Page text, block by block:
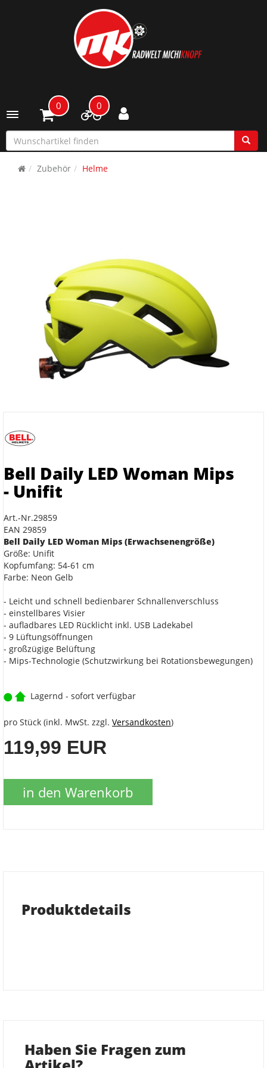
Toggle navigation
0 0
Zubehör Helme
Bell Daily LED Woman Mips
- Unifit
Art.-Nr.29859
EAN 29859
Bell Daily LED Woman Mips (Erwachsenengröße)
Größe: Unifit
Kopfumfang: 54-61 cm
Farbe: Neon Gelb
- Leicht und schnell bedienbarer Schnallenverschluss
- einstellbares Visier
- aufladbares LED Rücklicht inkl. USB Ladekabel
- 9 Lüftungsöffnungen
- großzügige Belüftung
- Mips-Technologie (Schutzwirkung bei Rotationsbewegungen)
Lagernd - sofort verfügbar
pro Stück (inkl. MwSt. zzgl. Versandkosten)
119,99 EUR
in den Warenkorb
Produktdetails
Haben Sie Fragen zum